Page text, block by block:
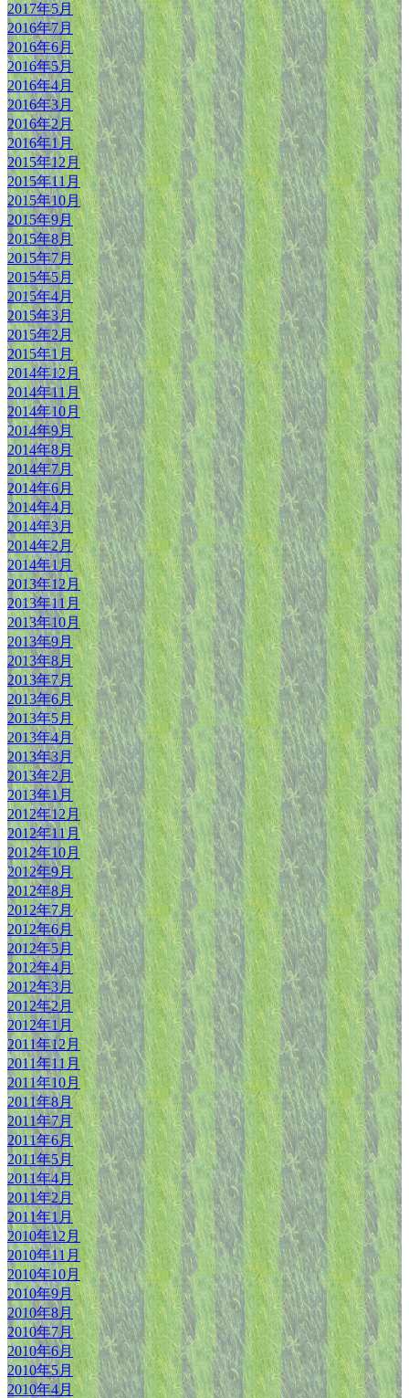
2017年5月
2016年7月
2016年6月
2016年5月
2016年4月
2016年3月
2016年2月
2016年1月
2015年12月
2015年11月
2015年10月
2015年9月
2015年8月
2015年7月
2015年5月
2015年4月
2015年3月
2015年2月
2015年1月
2014年12月
2014年11月
2014年10月
2014年9月
2014年8月
2014年7月
2014年6月
2014年4月
2014年3月
2014年2月
2014年1月
2013年12月
2013年11月
2013年10月
2013年9月
2013年8月
2013年7月
2013年6月
2013年5月
2013年4月
2013年3月
2013年2月
2013年1月
2012年12月
2012年11月
2012年10月
2012年9月
2012年8月
2012年7月
2012年6月
2012年5月
2012年4月
2012年3月
2012年2月
2012年1月
2011年12月
2011年11月
2011年10月
2011年8月
2011年7月
2011年6月
2011年5月
2011年4月
2011年2月
2011年1月
2010年12月
2010年11月
2010年10月
2010年9月
2010年8月
2010年7月
2010年6月
2010年5月
2010年4月